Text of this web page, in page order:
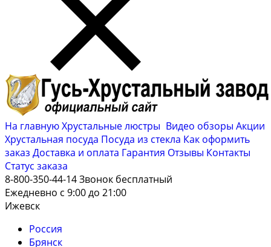
На главнуюХрустальные люстры Видео обзоры Акции
Хрустальная посуда Посуда из стекла Как оформить
заказ Доставка и оплата Гарантия Отзывы Контакты
Cтатус заказа
8-800-350-44-14Звонок бесплатный
Ежедневно с 9:00 до 21:00
Ижевск
Россия
Брянск